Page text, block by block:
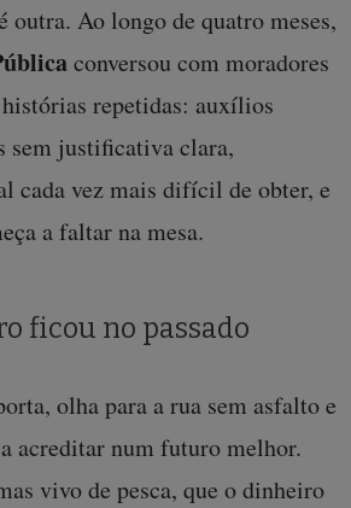
outra. Ao longo de quatro meses,
conversou com moradores
repetidas: auxílios
sem justificativa clara,
cada vez mais difícil de obter, e
a faltar na mesa.
ficou no passado
olha para a rua sem asfalto e
acreditar num futuro melhor.
vivo de pesca, que o dinheiro